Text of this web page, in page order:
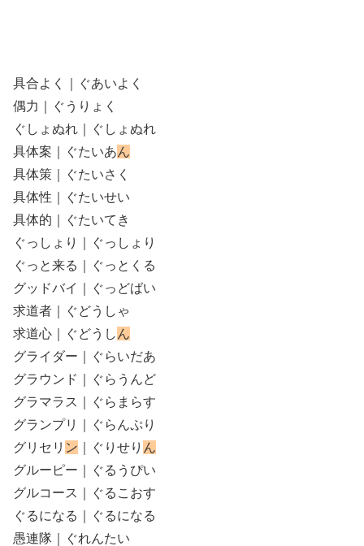
具合よく｜ぐあいよく
偶力｜ぐうりょく
ぐしょぬれ｜ぐしょぬれ
具体案｜ぐたいあん
具体策｜ぐたいさく
具体性｜ぐたいせい
具体的｜ぐたいてき
ぐっしょり｜ぐっしょり
ぐっと来る｜ぐっとくる
グッドバイ｜ぐっどばい
求道者｜ぐどうしゃ
求道心｜ぐどうし ん
グライダー｜ぐらいだあ
グラウンド｜ぐらうんど
グラマラス｜ぐらまらす
グランプリ｜ぐらんぷり
グリセリ ン ｜ぐりせり ん
グルーピー｜ぐるうぴい
グルコース｜ぐるこおす
ぐるになる｜ぐるになる
愚連隊｜ぐれんたい